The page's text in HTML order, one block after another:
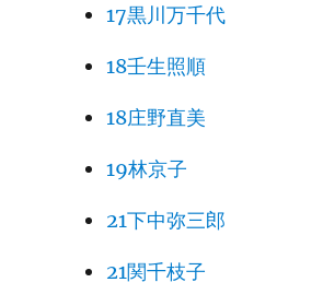
17黒川万千代
18壬生照順
18庄野直美
19林京子
21下中弥三郎
21関千枝子